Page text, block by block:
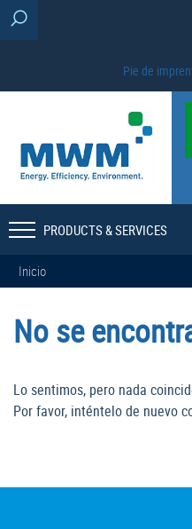
Pie de
PRODUCTS & SERVICES
Inicio
No se
Lo sentimos, pero nada
Por favor, inténtelo de nuevo